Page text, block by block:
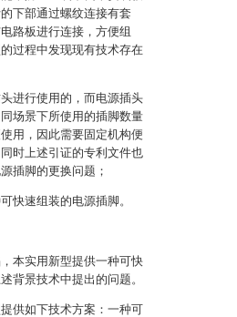
下部通过螺纹连接有套
路板进行连接，方便组
过程中发现现有技术存在
进行使用的，而电源插头
场景下所使用的插脚数量
用，因此需要固定机构便
时上述引证的专利文件也
插脚的更换问题；
快速组装的电源插脚。
本实用新型提供一种可快
背景技术中提出的问题。
供如下技术方案：一种可